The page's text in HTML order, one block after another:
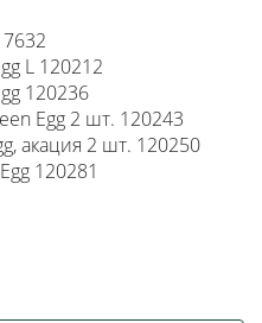
L 120212
120236
Egg 2 шт. 120243
акация 2 шт. 120250
120281